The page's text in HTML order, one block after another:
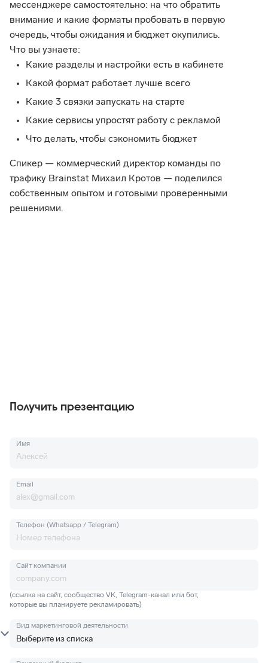
мессенджере самостоятельно: на что обратить
внимание и какие форматы пробовать в первую
очередь, чтобы ожидания и бюджет окупились.
Что вы узнаете:
Какие разделы и настройки есть в кабинете
Какой формат работает лучше всего
Какие 3 связки запускать на старте
Какие сервисы упростят работу с рекламой
Что делать, чтобы сэкономить бюджет
Спикер — коммерческий директор команды по
трафику Brainstat Михаил Кротов — поделился
собственным опытом и готовыми проверенными
решениями.
Получить презентацию
Имя
Email
Телефон (Whatsapp / Telegram)
Сайт компании
(ссылка на сайт, сообщество VK, Telegram-канал или бот,
которые вы планируете рекламировать)
Вид маркетинговой деятельности